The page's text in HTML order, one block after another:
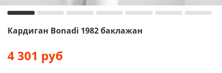
Кардиган Bonadi 1982 баклажан
4 301 руб